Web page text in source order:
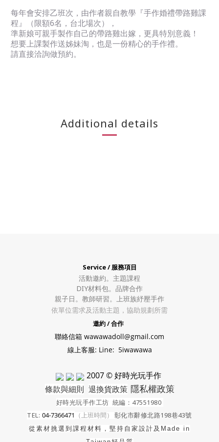
每年會安排乙班次，由作者親自教學『手作婚禮帶路雞課
程』（限額6名，台北場次），
準新娘可親手製作自己的帶路雞出嫁，更具特別意義！
想要上課製作送姊妹淘，也是一份精心的手作禮。
請直接洽詢做預約。
Additional details
Service / 服務項目
活動邀約。 主題課程
DIY材料包。 品牌合作
親子日。教師研習。上班族紓壓手作
依單位需求及活動主題，協助規劃所需
邀約 / 合作
聯絡信箱 wawawadoll@gmail.com
線上客服: Line: 5iwawawa
2007 © 好時光玩手作
條款與細則 退換貨政策 隱私權政策
好時光玩手作工坊 統編：47551980
TEL: 04-7366471 （上班時間） 彰化市辭修北路198巷43號
從素材挑選到課程材料，堅持自家設計及 Made in